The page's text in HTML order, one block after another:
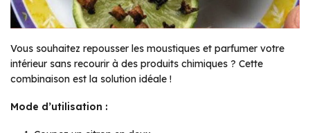
Vous souhaitez repousser les moustiques et parfumer votre
intérieur sans recourir à des produits chimiques ? Cette
combinaison est la solution idéale !
Mode d’utilisation :